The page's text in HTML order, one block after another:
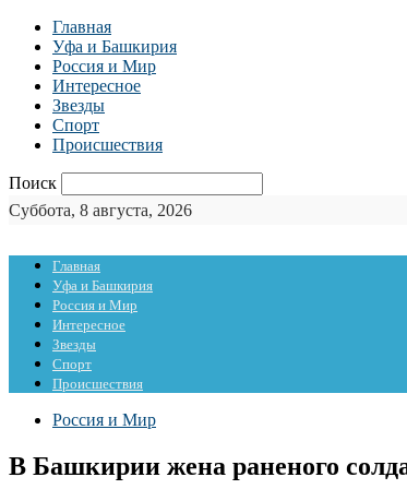
Главная
Уфа и Башкирия
Россия и Мир
Интересное
Звезды
Спорт
Происшествия
Поиск
Суббота, 8 августа, 2026
Главная
Уфа и Башкирия
Россия и Мир
Интересное
Звезды
Спорт
Происшествия
Россия и Мир
В Башкирии жена раненого